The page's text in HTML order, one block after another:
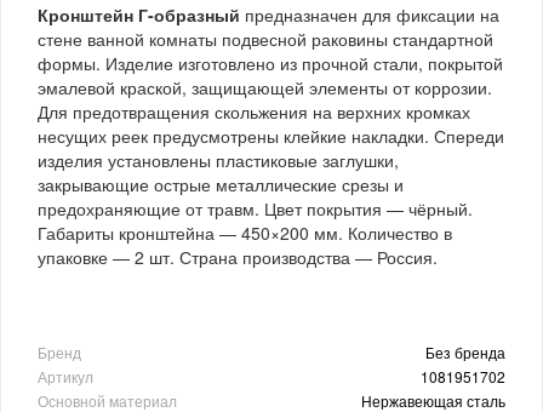
Кронштейн Г-образный предназначен для фиксации на
стене ванной комнаты подвесной раковины стандартной
формы. Изделие изготовлено из прочной стали, покрытой
эмалевой краской, защищающей элементы от коррозии.
Для предотвращения скольжения на верхних кромках
несущих реек предусмотрены клейкие накладки. Спереди
изделия установлены пластиковые заглушки,
закрывающие острые металлические срезы и
предохраняющие от травм. Цвет покрытия — чёрный.
Габариты кронштейна — 450×200 мм. Количество в
упаковке — 2 шт. Страна производства — Россия.
Бренд
Без бренда
Артикул
1081951702
Основной материал
Нержавеющая сталь